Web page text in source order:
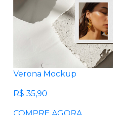
Verona Mockup
R$ 35,90